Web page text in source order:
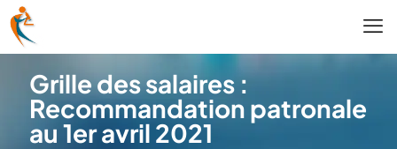
Grille des salaires :
Recommandation patronale
au 1er avril 2021